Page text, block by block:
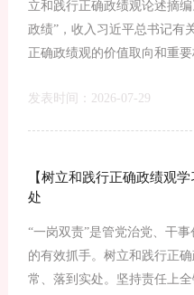
立和践行正确政绩观论述摘
政绩”，收入习近平总书记有
正确政绩观的价值取向和重
发表时间：2026-07-29
【树立和践行正确政绩观
处
“一岗双责”是管党治党、干
的有效抓手。树立和践行正
常、落到实处。坚持责任上